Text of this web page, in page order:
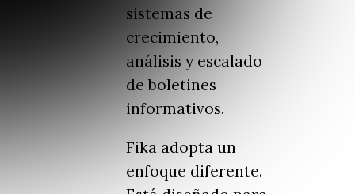
sistemas de
crecimiento,
análisis y escalado
de boletines
informativos.
Fika adopta un
enfoque diferente.